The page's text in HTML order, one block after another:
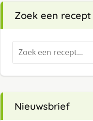
Zoek een recept
Zoeken
naar:
Nieuwsbrief